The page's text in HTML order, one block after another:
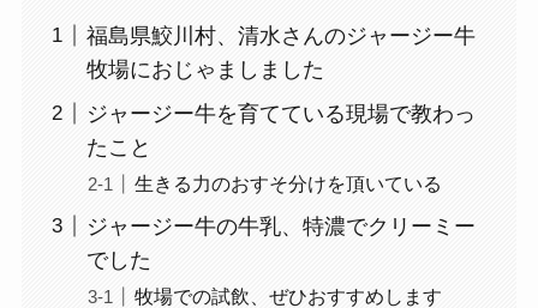
福島県鮫川村、清水さんのジャージー牛
牧場におじゃましました
ジャージー牛を育てている現場で教わっ
たこと
生きる力のおすそ分けを頂いている
ジャージー牛の牛乳、特濃でクリーミー
でした
牧場での試飲、ぜひおすすめします